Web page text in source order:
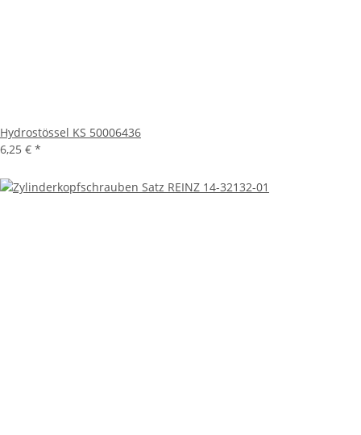
Hydrostössel KS 50006436
6,25 € *